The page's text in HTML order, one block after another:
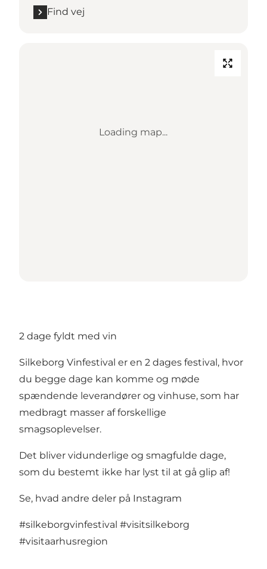
Find vej
Loading map...
2 dage fyldt med vin
Silkeborg Vinfestival er en 2 dages festival, hvor
du begge dage kan komme og møde
spændende leverandører og vinhuse, som har
medbragt masser af forskellige
smagsoplevelser.
Det bliver vidunderlige og smagfulde dage,
som du bestemt ikke har lyst til at gå glip af!
Se, hvad andre deler på Instagram
#silkeborgvinfestival #visitsilkeborg
#visitaarhusregion